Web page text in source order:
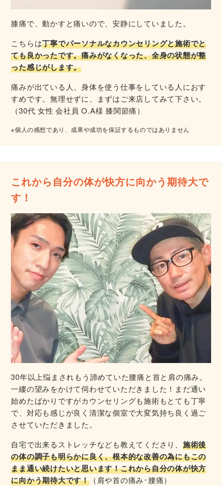
膝痛で、動かすと痛いので、安静にしていました。
こちらは丁寧でパーソナルなカウンセリングと施術でと
ても良かったです。痛みがなくなった、全身の状態が整
った感じがします。
痛みが出ている人、身体を使う仕事をしている人におす
すめです。無理せずに、まずはご来店してみて下さい。
（30代 女性 会社員 O.A様 膝関節痛）
※個人の感想であり、成果や成功を保証するものではありません
これから自分の体が快方に向かう期待大で
す！
30年以上悩まされもう諦めていた腰痛と首と肩の痛み。
一縷の望みをかけて伺わせていただきました！まだ通い
始めたばかりですがカウンセリングも施術もとても丁寧
で、対応も感じが良く清潔な個室で大変気持ち良く過ご
させていただきました。
自宅で出来るストレッチなども教えてくださり、 施術後
の体の調子も明らかに良く、根本的な改善の為にもこの
まま通い続けたいと思います！これから自分の体が快方
に向かう期待大です！（肩や首の痛み･腰痛）